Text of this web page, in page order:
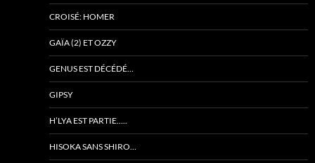
CROISÉ: HOMER
GAÏA (2) ET OZZY
GENUS EST DÉCÉDÉ…
GIPSY
H’LYA EST PARTIE…..
HISOKA SANS SHIRO…